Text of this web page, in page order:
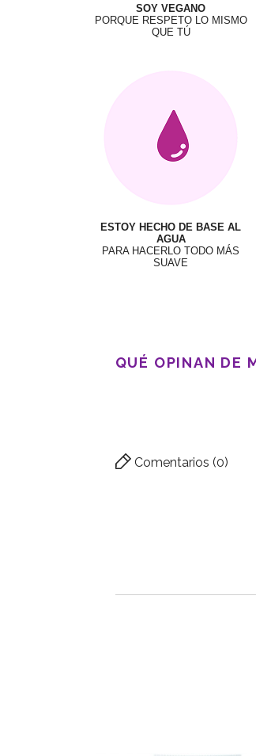
SOY VEGANO
PORQUE RESPETO LO MISMO
QUE TÚ
ESTOY HECHO DE BASE AL
AGUA
PARA HACERLO TODO MÁS
SUAVE
QUÉ OPINAN DE
Comentarios (0)